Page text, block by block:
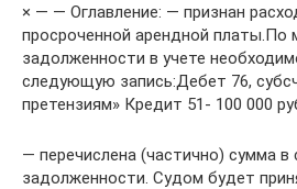
× — — Оглавление: — признан
просроченной арендной платы.По
задолженности в учете
следующую запись:Дебет 76,
претензиям» Кредит 51- 100 000
— перечислена (частично) сумма в
задолженности. Судом будет